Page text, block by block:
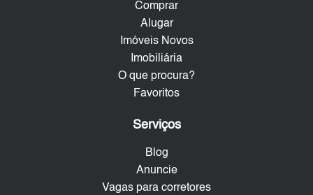
Comprar
Alugar
Imóveis Novos
Imobiliária
O que procura?
Favoritos
Serviços
Blog
Anuncie
Vagas para corretores